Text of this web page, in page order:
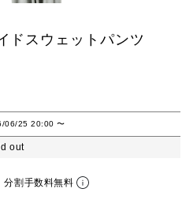
ドスウェットパンツ
06/25 20:00〜
out
分割手数料無料